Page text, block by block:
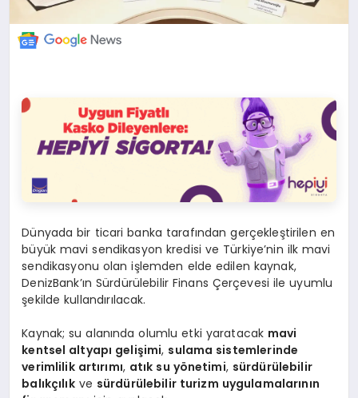
İLETIŞIM
Dünyada bir ticari banka tarafından gerçekleştirilen en
büyük mavi sendikasyon kredisi ve Türkiye’nin ilk mavi
sendikasyonu olan işlemden elde edilen kaynak,
DenizBank’ın Sürdürülebilir Finans Çerçevesi ile uyumlu
şekilde kullandırılacak.
Kaynak; su alanında olumlu etki yaratacak mavi
kentsel altyapı gelişimi, sulama sistemlerinde
verimlilik artırımı, atık su yönetimi, sürdürülebilir
balıkçılıkve sürdürülebilir turizm uygulamalarının